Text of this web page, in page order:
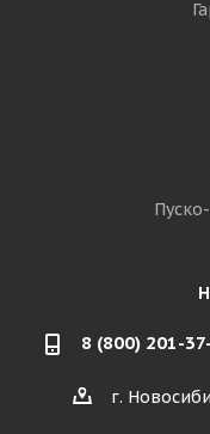
8 (800) 201-
г.